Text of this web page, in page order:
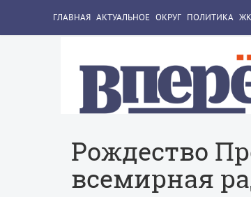
ГЛАВНАЯ АКТУАЛЬНОЕ ОКРУГ ПОЛИТИКА
Рождество
всемирная